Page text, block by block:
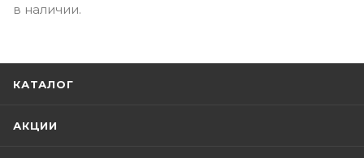
в наличии.
КАТАЛОГ
АКЦИИ